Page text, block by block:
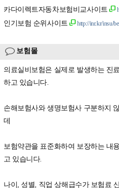
카다이렉트자동차보험비교사이트
인기보험 순위사이트 http://inr.kr/insu/
보험몰
의료실비보험은 실제로 발생하는 진
하고 있습니다.
손해보험사와 생명보험사 구분하지
데
보험약관을 표준화하여 보장하는 내
고 있습니다.
나이, 성별, 직업 상해급수가 보험료